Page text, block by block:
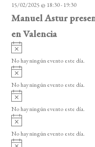
o
15/02/2025 @ 18:30- 19:30
Manuel Astur
en Valencia
A
v
i
o
No hay ningún evento este día.
A
v
i
o
No hay ningún evento este día.
A
v
i
o
No hay ningún evento este día.
A
v
i
No hay ningún evento este día.
A